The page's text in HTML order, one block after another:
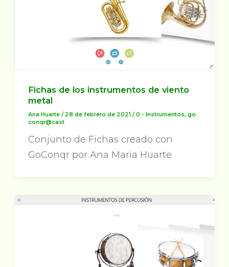
Fichas de los instrumentos de viento
metal
Ana Huarte/ 28 de febrero de 2021/0 - Instrumentos,go
conqr@cast
Conjunto de Fichas creado con
GoConqr por Ana Maria Huarte